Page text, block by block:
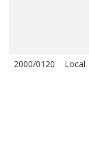
2000/0120 Local